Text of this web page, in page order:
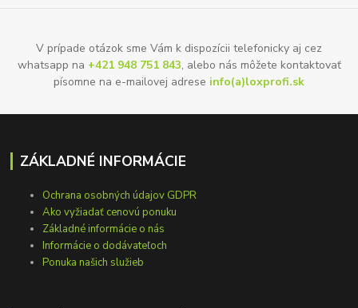
V prípade otázok sme Vám k dispozícii telefonicky aj cez
whatsapp na +421 948 751 843, alebo nás môžete kontaktovať
písomne na e-mailovej adrese info(a)loxprofi.sk
ZÁKLADNÉ INFORMÁCIE
Ochrana osobných údajov GDPR
Ako vyžiadať cenovú ponuku
Základné informácie o nás
Informácie o dodávateľoch
Ponuka našich služieb